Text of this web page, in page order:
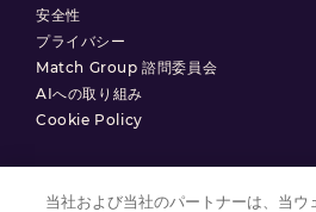
安全性
プライバシー
Match Group 諮問委員会
AIへの取り組み
Cookie Policy
当社および当社のパートナーは、当ウ